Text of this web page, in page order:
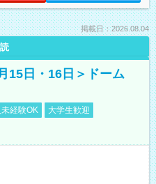
掲載日：2026.08.04
15日・16日＞ドーム
経験OK
大学生歓迎